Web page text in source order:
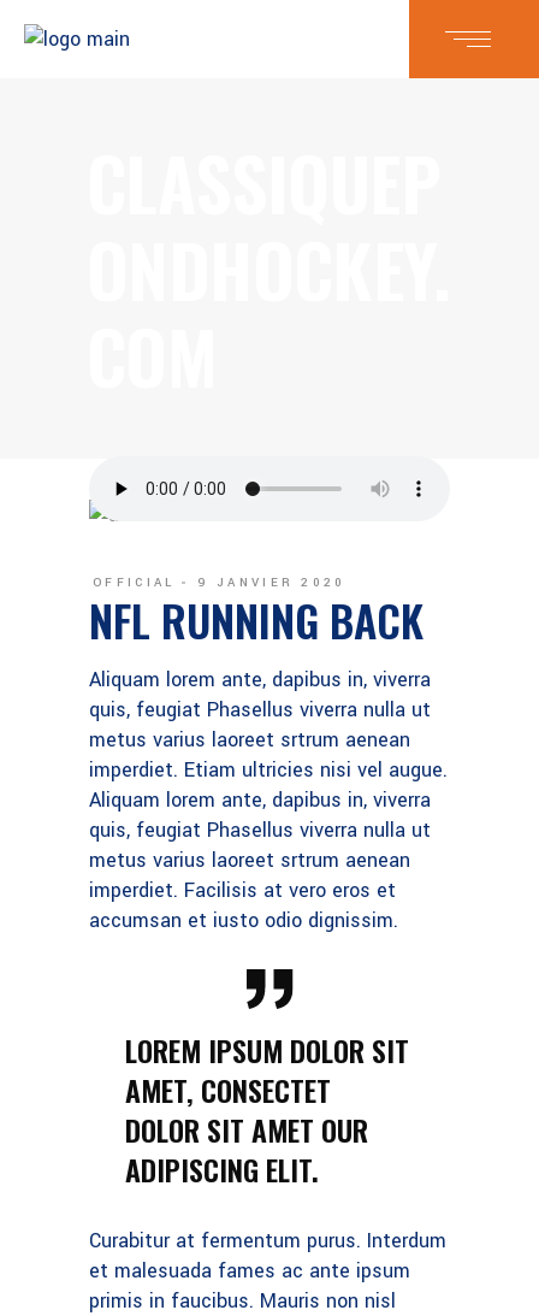
OFFICIAL 9 JANVIER 2020
NFL RUNNING BACK
Aliquam lorem ante, dapibus in, viverra
quis, feugiat Phasellus viverra nulla ut
metus varius laoreet srtrum aenean
imperdiet. Etiam ultricies nisi vel augue.
Aliquam lorem ante, dapibus in, viverra
quis, feugiat Phasellus viverra nulla ut
metus varius laoreet srtrum aenean
imperdiet. Facilisis at vero eros et
accumsan et iusto odio dignissim.
LOREM IPSUM DOLOR SIT
AMET, CONSECTET
DOLOR SIT AMET OUR
ADIPISCING ELIT.
Curabitur at fermentum purus. Interdum
et malesuada fames ac ante ipsum
primis in faucibus. Mauris non nisl